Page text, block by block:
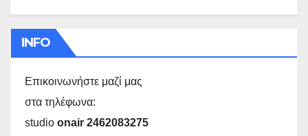
INFO
Επικοινωνήστε μαζί μας
στα τηλέφωνα:
studio onair 2462083275